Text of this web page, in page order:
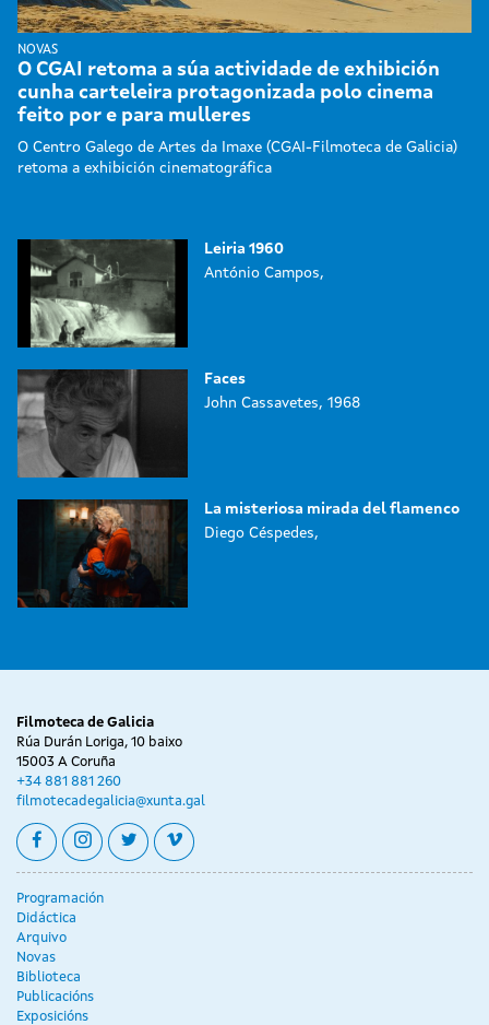
NOVAS
O CGAI retoma a súa actividade de exhibición
cunha carteleira protagonizada polo cinema
feito por e para mulleres
O Centro Galego de Artes da Imaxe (CGAI-Filmoteca de Galicia)
retoma a exhibición cinematográfica
Leiria 1960
António Campos,
Faces
John Cassavetes, 1968
La misteriosa mirada del flamenco
Diego Céspedes,
Filmoteca de Galicia
Rúa Durán Loriga, 10 baixo
15003 A Coruña
+34 881 881 260
filmotecadegalicia@xunta.gal
facebookinstagram
twittervimeo
Programación
Didáctica
Arquivo
Novas
Biblioteca
Publicacións
Exposicións